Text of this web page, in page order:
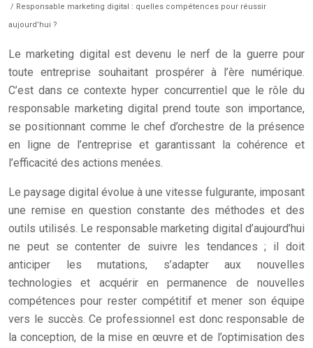
/ Responsable marketing digital : quelles compétences pour réussir
aujourd’hui ?
Le marketing digital est devenu le nerf de la guerre pour
toute entreprise souhaitant prospérer à l’ère numérique.
C’est dans ce contexte hyper concurrentiel que le rôle du
responsable marketing digital prend toute son importance,
se positionnant comme le chef d’orchestre de la présence
en ligne de l’entreprise et garantissant la cohérence et
l’efficacité des actions menées.
Le paysage digital évolue à une vitesse fulgurante, imposant
une remise en question constante des méthodes et des
outils utilisés. Le responsable marketing digital d’aujourd’hui
ne peut se contenter de suivre les tendances ; il doit
anticiper les mutations, s’adapter aux nouvelles
technologies et acquérir en permanence de nouvelles
compétences pour rester compétitif et mener son équipe
vers le succès. Ce professionnel est donc responsable de
la conception, de la mise en œuvre et de l’optimisation des